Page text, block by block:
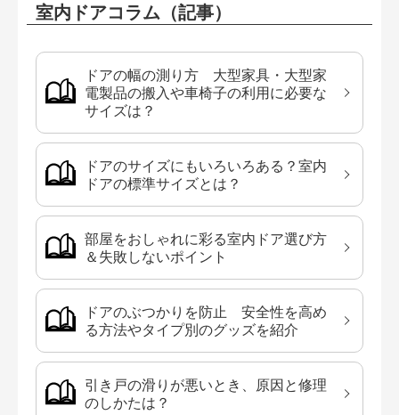
室内ドアコラム（記事）
ドアの幅の測り方 大型家具・大型家
電製品の搬入や車椅子の利用に必要な
サイズは？
ドアのサイズにもいろいろある？室内
ドアの標準サイズとは？
部屋をおしゃれに彩る室内ドア選び方
＆失敗しないポイント
ドアのぶつかりを防止 安全性を高め
る方法やタイプ別のグッズを紹介
引き戸の滑りが悪いとき、原因と修理
のしかたは？